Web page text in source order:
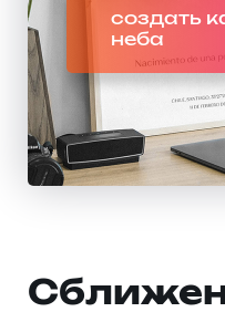
создать
неба